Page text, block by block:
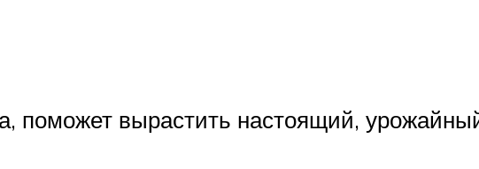
поможет вырастить настоящий,